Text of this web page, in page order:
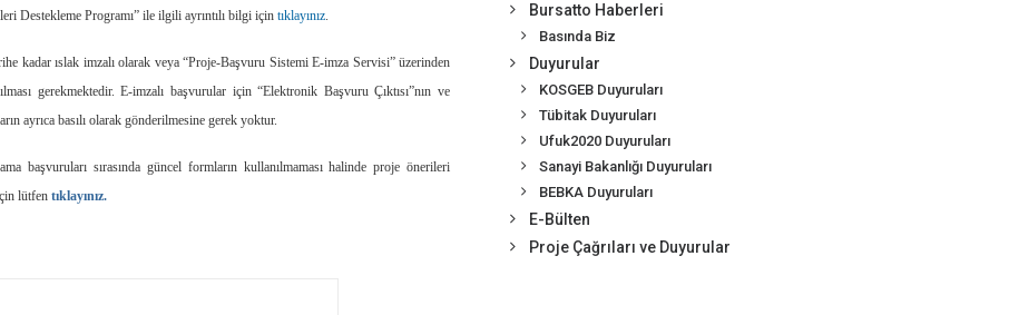
Destekleme Programı” ile ilgili ayrıntılı bilgi için tıklayınız.
kadar ıslak imzalı olarak veya “Proje-Başvuru Sistemi E-imza Servisi” üzerinden
gerekmektedir. E-imzalı başvurular için “Elektronik Başvuru Çıktısı”nın ve
ayrıca basılı olarak gönderilmesine gerek yoktur.
başvuruları sırasında güncel formların kullanılmaması halinde proje önerileri
lütfen tıklayınız.
Bursatto Haberleri
Basında Biz
Duyurular
KOSGEB Duyuruları
Tübitak Duyuruları
Ufuk2020 Duyuruları
Sanayi Bakanlığı Duyuruları
BEBKA Duyuruları
E-Bülten
Proje Çağrıları ve Duyurular